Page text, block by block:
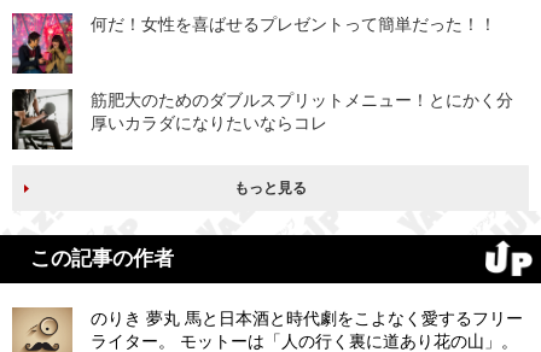
何だ！女性を喜ばせるプレゼントって簡単だった！！
筋肥大のためのダブルスプリットメニュー！とにかく分
厚いカラダになりたいならコレ
もっと見る
この記事の作者
のりき 夢丸 馬と日本酒と時代劇をこよなく愛するフリー
ライター。 モットーは「人の行く裏に道あり花の山」。